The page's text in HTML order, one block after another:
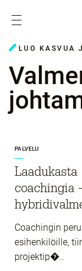
LUO KASVUA
PALVELU
Laadukasta
coachingia -
Coachingin
esihenkilöille,
projektip�..